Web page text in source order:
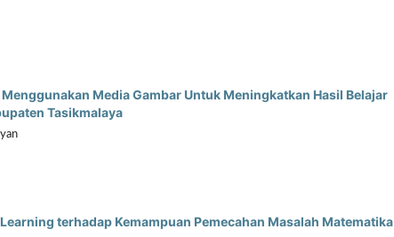
Media Gambar Untuk Meningkatkan Hasil Belajar
Tasikmalaya
terhadap Kemampuan Pemecahan Masalah Matematika